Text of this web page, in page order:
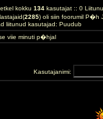
kokku 134 kasutajat :: 0
2285) oli siin foorumil P�h
liitunud kasutajad: Puudub
viie minuti p�hjal
Kasutajanimi: